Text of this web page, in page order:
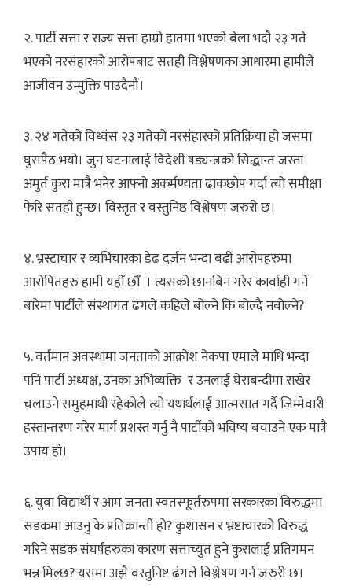
२. पार्टी सत्ता र राज्य सत्ता हाम्रो हातमा भएको बेला भदौ २३ गते
भएको नरसंहारको आरोपबाट सतही विश्लेषणका आधारमा हामीले
आजीवन उन्मुक्ति पाउदैनौं।
३. २४ गतेको विध्वंस २३ गतेको नरसंहारको प्रतिक्रिया हो जसमा
घुसपैठ भयो। जुन घटनालाई विदेशी षड्यन्त्रको सिद्धान्त जस्ता
अमुर्त कुरा मात्रै भनेर आफ्नो अकर्मण्यता ढाकछोप गर्दा त्यो समीक्षा
फेरि सतही हुन्छ। विस्तृत र वस्तुनिष्ठ विश्लेषण जरुरी छ।
४. भ्रस्टाचार र व्यभिचारका डेढ दर्जन भन्दा बढी आरोपहरुमा
आरोपितहरु हामी यहीँ छौँ । त्यसको छानबिन गरेर कार्वाही गर्ने
बारेमा पार्टीले संस्थागत ढंगले कहिले बोल्ने कि बोल्दै नबोल्ने?
५. वर्तमान अवस्थामा जनताको आक्रोश नेकपा एमाले माथि भन्दा
पनि पार्टी अध्यक्ष, उनका अभिव्यक्ति र उनलाई घेराबन्दीमा राखेर
चलाउने समुहमाथी रहेकोले त्यो यथार्थलाई आत्मसात गर्दै जिम्मेवारी
हस्तान्तरण गरेर मार्ग प्रशस्त गर्नु नै पार्टीको भविष्य बचाउने एक मात्रै
उपाय हो।
६. युवा विद्यार्थी र आम जनता स्वतस्फूर्तरुपमा सरकारका विरुद्धमा
सडकमा आउनु के प्रतिक्रान्ती हो? कुशासन र भ्रष्टाचारको विरुद्ध
गरिने सडक संघर्षहरुका कारण सत्ताच्युत हुने कुरालाई प्रतिगमन
भन्न मिल्छ? यसमा अझै वस्तुनिष्ट ढंगले विश्लेषण गर्न जरुरी छ।